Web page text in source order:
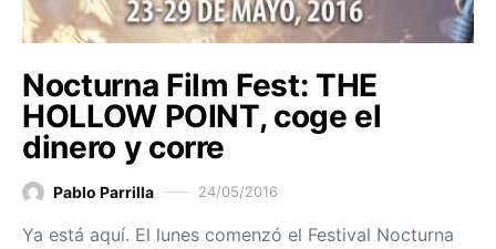
Nocturna Film Fest: THE
HOLLOW POINT, coge el
dinero y corre
Pablo Parrilla 24/05/2016
Ya está aquí. El lunes comenzó el Festival Nocturna